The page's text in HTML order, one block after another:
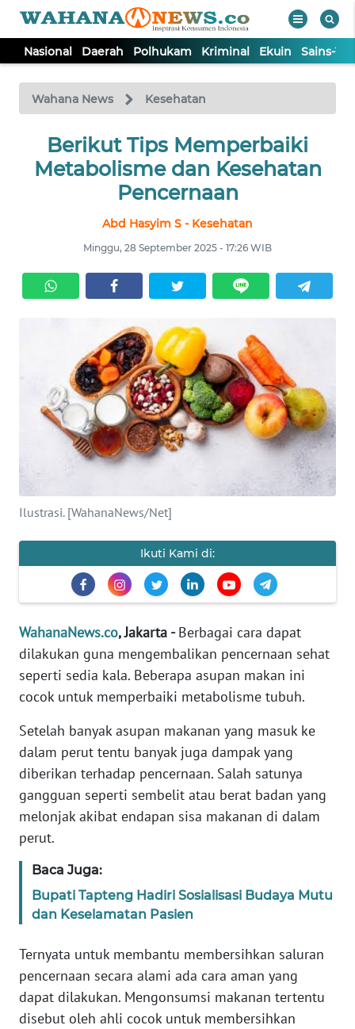
Nasional Daerah Polhukam Kriminal Ekuin Sains-
Wahana News Kesehatan
Berikut Tips Memperbaiki
Metabolisme dan Kesehatan
Pencernaan
Abd Hasyim S - Kesehatan
Minggu, 28 September 2025 - 17:26 WIB
Ilustrasi. [WahanaNews/Net]
Ikuti Kami di:
WahanaNews.co, Jakarta -Berbagai cara dapat
dilakukan guna mengembalikan pencernaan sehat
seperti sedia kala. Beberapa asupan makan ini
cocok untuk memperbaiki metabolisme tubuh.
Setelah banyak asupan makanan yang masuk ke
dalam perut tentu banyak juga dampak yang
diberikan terhadap pencernaan. Salah satunya
gangguan seperti sembelit atau berat badan yang
melonjak akibat endapan sisa makanan di dalam
perut.
Baca Juga:
Bupati Tapteng Hadiri Sosialisasi Budaya Mutu
dan Keselamatan Pasien
Ternyata untuk membantu membersihkan saluran
pencernaan secara alami ada cara aman yang
dapat dilakukan. Mengonsumsi makanan tertentu
disebut oleh ahli cocok untuk membersihkan
TV
Tutup
NASIONAL
KRIMINAL
SAINS-TEKNO
KESEHATAN
INTERNASIONAL
SERBA-SERBI
PENDIDIKAN
OLAHRAGA
OPINI
EDITORIAL
INDEKS
BERITA
KONTAK
KAMI
INFO
PEDOMAN
MEDIA
SIBER